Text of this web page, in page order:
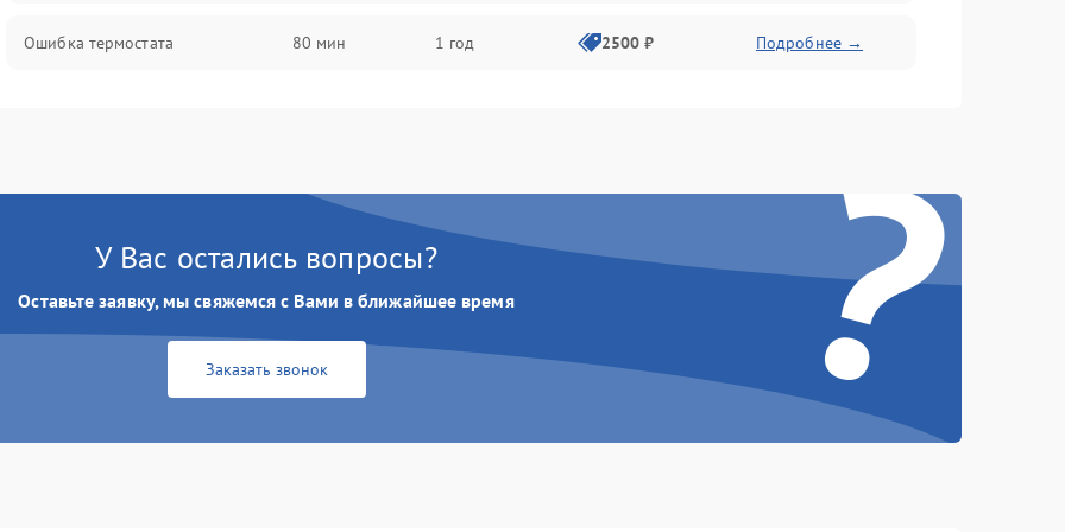
Ошибка термостата 80 мин 1 год 2500 ₽ Подробнее →
?
У Вас остались вопросы?
Оставьте заявку, мы свяжемся с Вами в ближайшее время
Заказать звонок